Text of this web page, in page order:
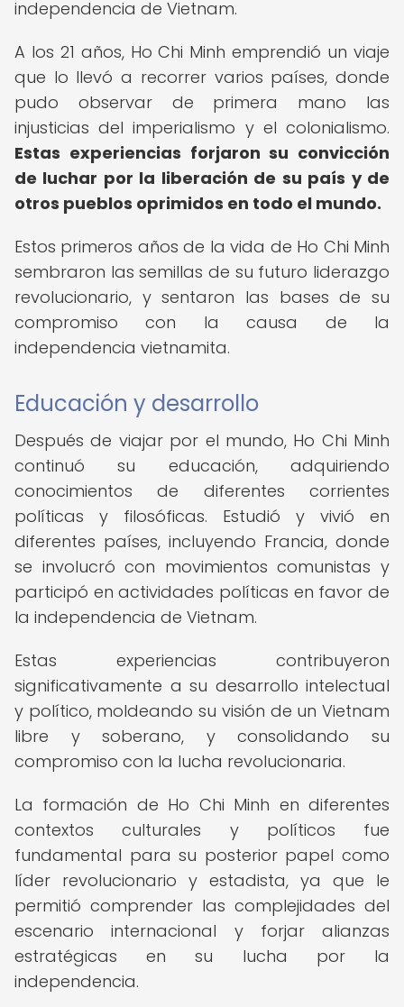
independencia de Vietnam.
A los 21 años, Ho Chi Minh emprendió un viaje
que lo llevó a recorrer varios países, donde
pudo observar de primera mano las
injusticias del imperialismo y el colonialismo.
Estas experiencias forjaron su convicción
de luchar por la liberación de su país y de
otros pueblos oprimidos en todo el mundo.
Estos primeros años de la vida de Ho Chi Minh
sembraron las semillas de su futuro liderazgo
revolucionario, y sentaron las bases de su
compromiso con la causa de la
independencia vietnamita.
Educación y desarrollo
Después de viajar por el mundo, Ho Chi Minh
continuó su educación, adquiriendo
conocimientos de diferentes corrientes
políticas y filosóficas. Estudió y vivió en
diferentes países, incluyendo Francia, donde
se involucró con movimientos comunistas y
participó en actividades políticas en favor de
la independencia de Vietnam.
Estas experiencias contribuyeron
significativamente a su desarrollo intelectual
y político, moldeando su visión de un Vietnam
libre y soberano, y consolidando su
compromiso con la lucha revolucionaria.
La formación de Ho Chi Minh en diferentes
contextos culturales y políticos fue
fundamental para su posterior papel como
líder revolucionario y estadista, ya que le
permitió comprender las complejidades del
escenario internacional y forjar alianzas
estratégicas en su lucha por la
independencia.